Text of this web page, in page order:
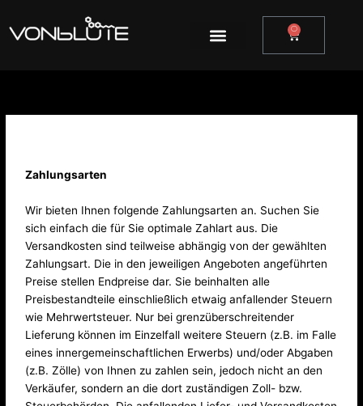
Inhalt
springen
0
Zahlungsarten
Wir bieten Ihnen folgende Zahlungsarten an. Suchen Sie
sich einfach die für Sie optimale Zahlart aus. Die
Versandkosten sind teilweise abhängig von der gewählten
Zahlungsart. Die in den jeweiligen Angeboten angeführten
Preise stellen Endpreise dar. Sie beinhalten alle
Preisbestandteile einschließlich etwaig anfallender Steuern
wie Mehrwertsteuer. Nur bei grenzüberschreitender
Lieferung können im Einzelfall weitere Steuern (z.B. im Falle
eines innergemeinschaftlichen Erwerbs) und/oder Abgaben
(z.B. Zölle) von Ihnen zu zahlen sein, jedoch nicht an den
Verkäufer, sondern an die dort zuständigen Zoll- bzw.